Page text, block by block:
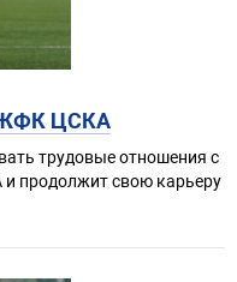
ЖФК ЦСКА
трудовые отношения с
продолжит свою карьеру